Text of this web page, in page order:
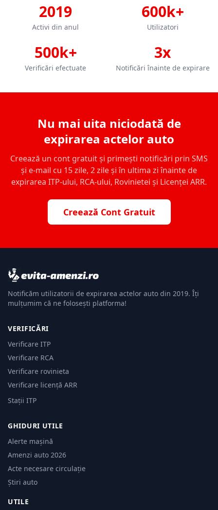
2019
Activi din anul
600k+
Utilizatori
500k+
Verificări efectuate
3x
Notificări înainte de expirare
Nu mai uita niciodată de
expirarea actelor auto
Creează un cont gratuit și primești notificări prin SMS
și e-mail cu 15 zile, 2 zile și în ultima zi înainte de
expirarea ITP-ului, RCA-ului, Rovinietei și Licenței ARR.
Creează Cont Gratuit
Notificăm utilizatorii de expirarea actelor auto din 2019. Îți
mulțumim că ne folosești platforma!
VERIFICĂRI
Verificare ITP
Verificare RCA
Verificare rovinieta
Verificare licență ARR
Stații ITP
GHIDURI UTILE
Alerte mașină
Amenzi auto 2026
Acte necesare circulație
Știri auto
UTILE